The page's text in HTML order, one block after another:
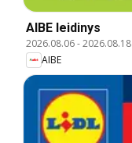
AIBE leidinys
2026.08.06-2026.08.18
AIBE